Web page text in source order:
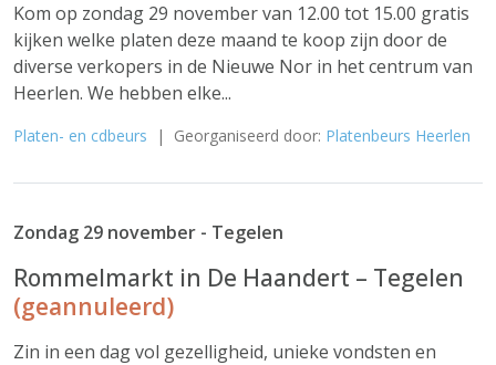
Kom op zondag 29 november van 12.00 tot 15.00 gratis
kijken welke platen deze maand te koop zijn door de
diverse verkopers in de Nieuwe Nor in het centrum van
Heerlen. We hebben elke...
Platen- en cdbeurs | Georganiseerd door: Platenbeurs Heerlen
Zondag 29 november - Tegelen
Rommelmarkt in De Haandert – Tegelen
(geannuleerd)
Zin in een dag vol gezelligheid, unieke vondsten en